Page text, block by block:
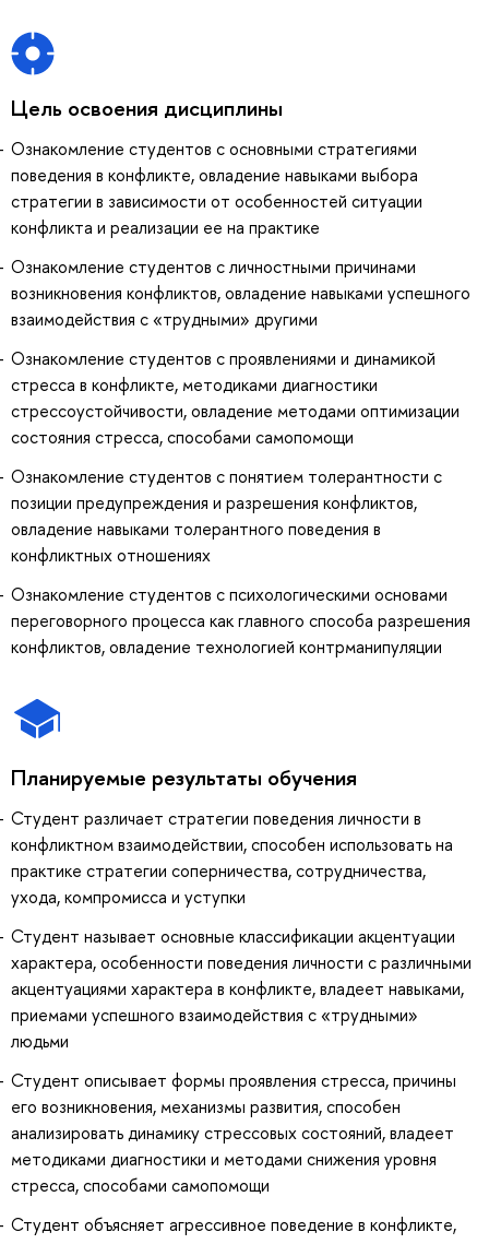
Цель освоения дисциплины
Ознакомление студентов с основными стратегиями
поведения в конфликте, овладение навыками выбора
стратегии в зависимости от особенностей ситуации
конфликта и реализации ее на практике
Ознакомление студентов с личностными причинами
возникновения конфликтов, овладение навыками успешного
взаимодействия с «трудными» другими
Ознакомление студентов с проявлениями и динамикой
стресса в конфликте, методиками диагностики
стрессоустойчивости, овладение методами оптимизации
состояния стресса, способами самопомощи
Ознакомление студентов с понятием толерантности с
позиции предупреждения и разрешения конфликтов,
овладение навыками толерантного поведения в
конфликтных отношениях
Ознакомление студентов с психологическими основами
переговорного процесса как главного способа разрешения
конфликтов, овладение технологией контрманипуляции
Планируемые результаты обучения
Студент различает стратегии поведения личности в
конфликтном взаимодействии, способен использовать на
практике стратегии соперничества, сотрудничества,
ухода, компромисса и уступки
Студент называет основные классификации акцентуации
характера, особенности поведения личности с различными
акцентуациями характера в конфликте, владеет навыками,
приемами успешного взаимодействия с «трудными»
людьми
Студент описывает формы проявления стресса, причины
его возникновения, механизмы развития, способен
анализировать динамику стрессовых состояний, владеет
методиками диагностики и методами снижения уровня
стресса, способами самопомощи
Студент объясняет агрессивное поведение в конфликте,